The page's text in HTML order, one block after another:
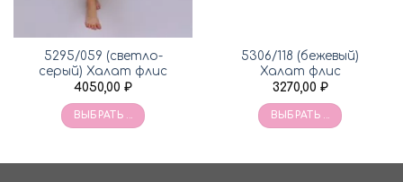
5295/059 (светло-
серый) Халат флис
4050,00 ₽
ВЫБРАТЬ ...
5306/118 (бежевый)
Халат флис
3270,00 ₽
ВЫБРАТЬ ...